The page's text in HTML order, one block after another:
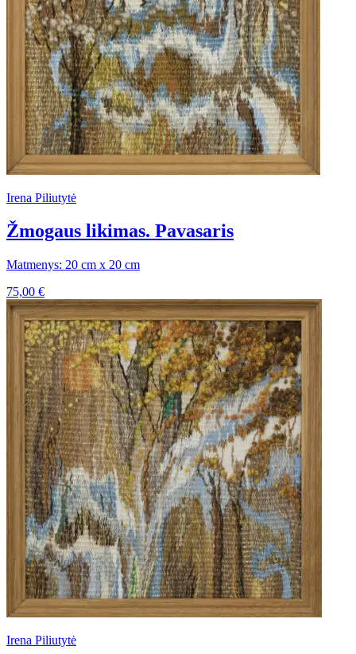
Irena Piliutytė
Žmogaus likimas. Pavasaris
Matmenys: 20 cm x 20 cm
75,00 €
Irena Piliutytė